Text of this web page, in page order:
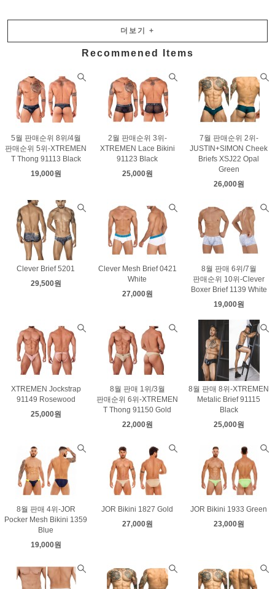
더보기 +
Recommened Items
5월 판매순위 8위/4월
판매순위 5위-XTREMEN
T Thong 91113 Black
19,000원
2월 판매순위 3위-
XTREMEN Lace Bikini
91123 Black
25,000원
7월 판매순위 2위-
JUSTIN+SIMON Cheek
Briefs XSJ22 Opal
Green
26,000원
Clever Brief 5201
29,500원
Clever Mesh Brief 0421
White
27,000원
8월 판매 6위/7월
판매순위 10위-Clever
Boxer Brief 1139 White
19,000원
XTREMEN Jockstrap
91149 Rosewood
25,000원
8월 판매 1위/3월
판매순위 6위-XTREMEN
T Thong 91150 Gold
22,000원
8월 판매 8위-XTREMEN
Metalic Brief 91115
Black
25,000원
8월 판매 4위-JOR
Pocker Mesh Bikini 1359
Blue
19,000원
JOR Bikini 1827 Gold
27,000원
JOR Bikini 1933 Green
23,000원